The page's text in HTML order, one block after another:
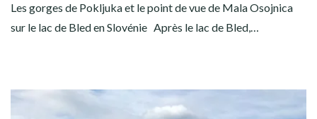
Les gorges de Pokljuka et le point de vue de Mala Osojnica
sur le lac de Bled en Slovénie Après le lac de Bled,…